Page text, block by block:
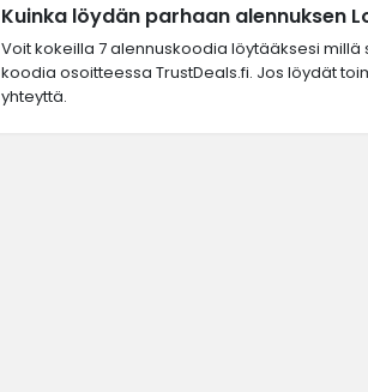
Kuinka löydän parhaan alennuksen
Voit kokeilla 7 alennuskoodia löytääksesi
koodia osoitteessa TrustDeals.fi. Jos löydät
yhteyttä.